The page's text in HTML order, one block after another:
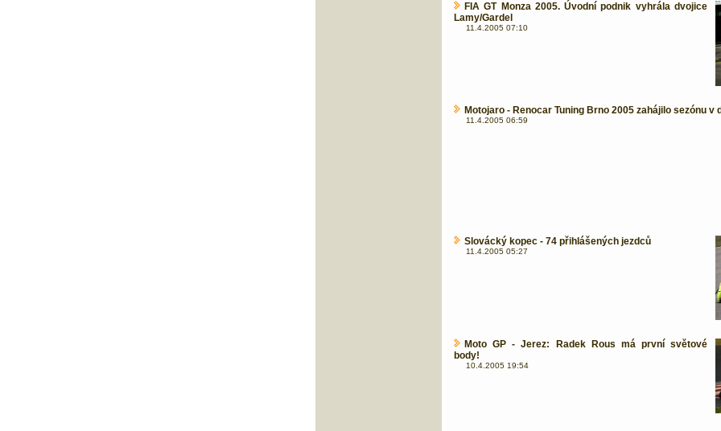
FIA GT Monza 2005. Úvodní podnik vyhrála dvojice
Lamy/Gardel
11.4.2005 07:10
Motojaro - Renocar Tuning Brno 2005 zahájilo sezónu v
11.4.2005 06:59
Slovácký kopec - 74 přihlášených jezdců
11.4.2005 05:27
Moto GP - Jerez: Radek Rous má první světové
body!
10.4.2005 19:54